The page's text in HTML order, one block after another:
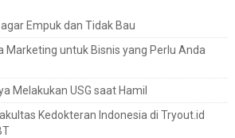
Empuk dan Tidak Bau
Marketing untuk Bisnis yang Perlu Anda
Melakukan USG saat Hamil
Kedokteran Indonesia di Tryout.id